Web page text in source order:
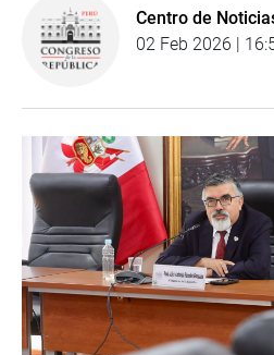
Centro de
02 Feb 2026 |